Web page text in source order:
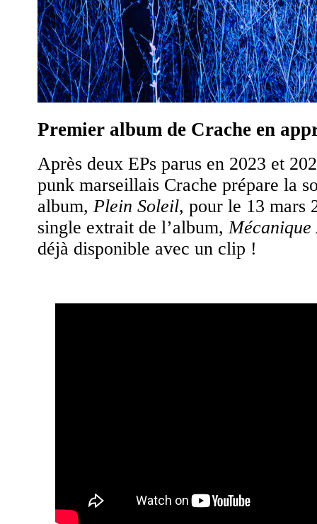
Premier album de Crache en
Après deux EPs parus en 2023 et
punk marseillais Crache prépare la
album, Plein Soleil, pour le 13 mars
single extrait de l’album,
déjà disponible avec un clip !